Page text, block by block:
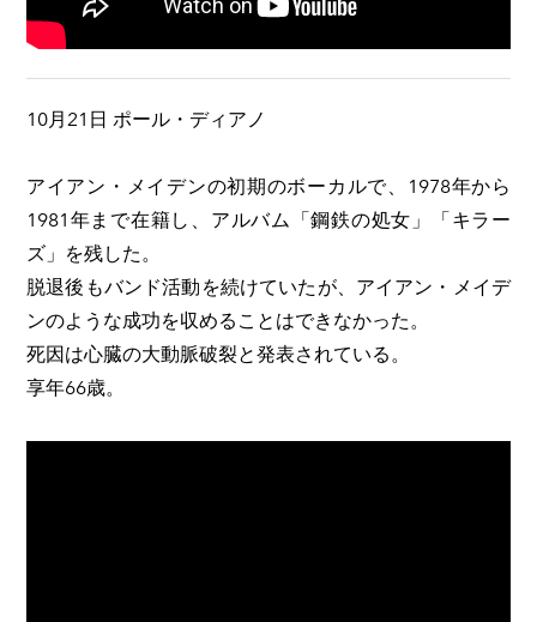
10月21日 ポール・ディアノ
アイアン・メイデンの初期のボーカルで、1978年から
1981年まで在籍し、アルバム「鋼鉄の処女」「キラー
ズ」を残した。
脱退後もバンド活動を続けていたが、アイアン・メイデ
ンのような成功を収めることはできなかった。
死因は心臓の大動脈破裂と発表されている。
享年66歳。